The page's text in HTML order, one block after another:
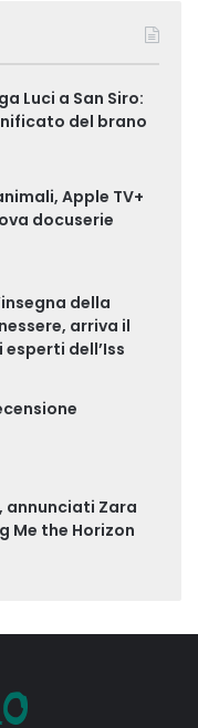
Luci a San Siro:
del brano
Apple TV+
docuserie
della
arriva il
dell’Iss
annunciati Zara
Me the Horizon